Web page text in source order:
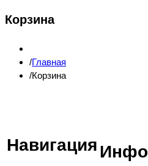
Корзина
Главная
Корзина
Навигация